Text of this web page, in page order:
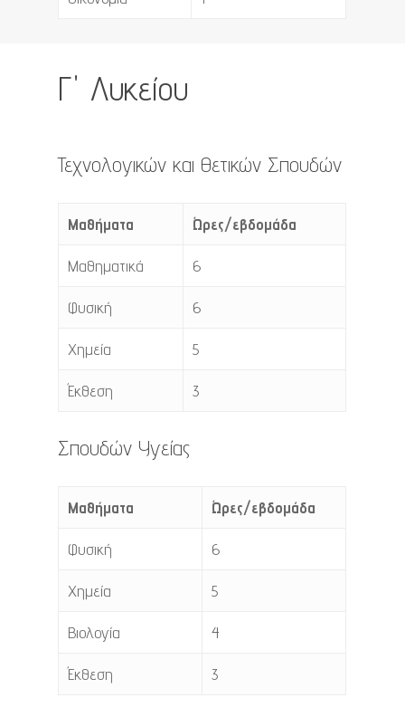
Γ' Λυκείου
Τεχνολογικών και Θετικών Σπουδών
Μαθήματα Ώρες/εβδομάδα
Μαθηματικά 6
Φυσική 6
Χημεία 5
Έκθεση 3
Σπουδών Υγείας
Μαθήματα Ώρες/εβδομάδα
Φυσική 6
Χημεία 5
Βιολογία 4
Έκθεση 3